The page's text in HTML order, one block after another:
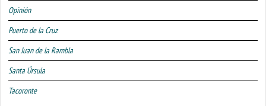
Opinión
Puerto de la Cruz
San Juan de la Rambla
Santa Úrsula
Tacoronte